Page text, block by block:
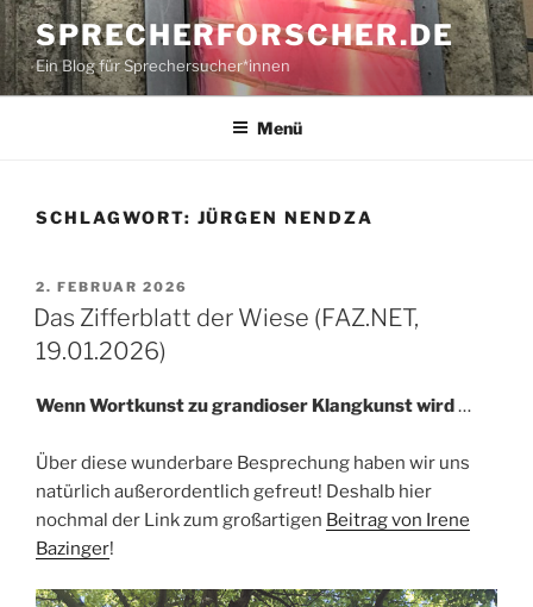
Zum
Inhalt
springen
SPRECHERFORSCHER.DE
Ein Blog für Sprechersucher*innen
Menü
SCHLAGWORT: JÜRGEN NENDZA
VERÖFFENTLICHT
AM
2. FEBRUAR 2026
Das Zifferblatt der Wiese (FAZ.NET,
19.01.2026)
Wenn Wortkunst zu grandioser Klangkunst wird…
Über diese wunderbare Besprechung haben wir uns
natürlich außerordentlich gefreut! Deshalb hier
nochmal der Link zum großartigen Beitrag von Irene
Bazinger!